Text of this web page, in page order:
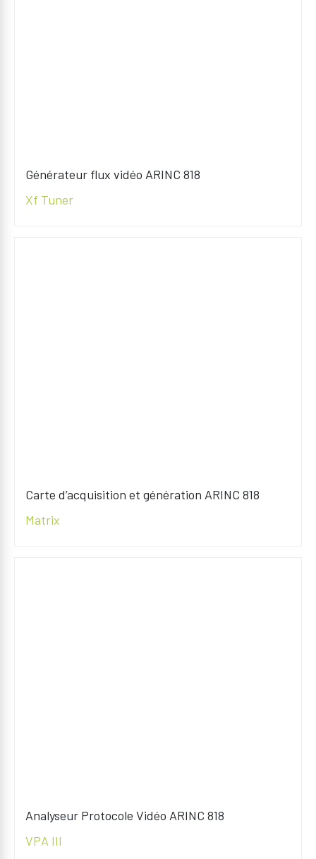
Générateur flux vidéo ARINC 818
Xf Tuner
Carte d’acquisition et génération ARINC 818
Matrix
Analyseur Protocole Vidéo ARINC 818
VPA III